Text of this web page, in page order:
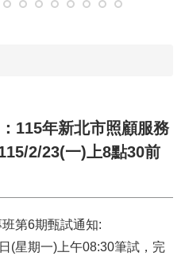
115年新北市照顧服務
2/23(一)上8點30前
第6期甄試通知:
(星期一)上午08:30筆試，完